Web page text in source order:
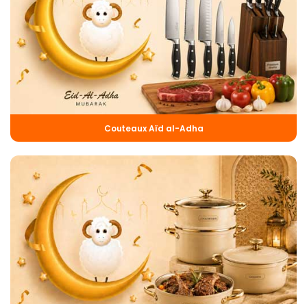
Couteaux Aïd al-Adha